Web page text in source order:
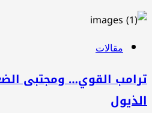
مقالات
ترامب القوي… ومجتبى
الذيول